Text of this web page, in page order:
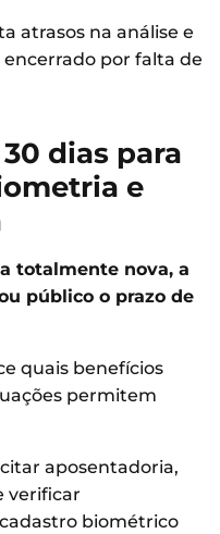
atrasos na análise e
por falta de
dias para
e
totalmente nova, a
público o prazo de
quais benefícios
permitem
aposentadoria,
verificar
biométrico